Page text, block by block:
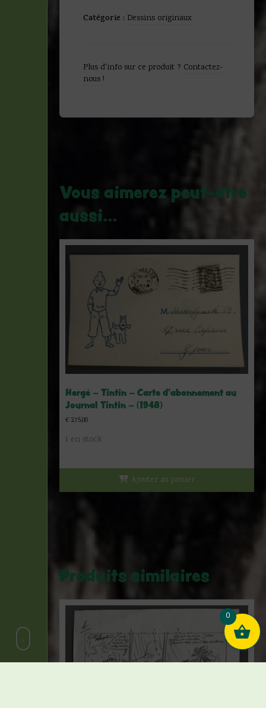
-
dessins
originaux
Catégorie : Dessins originaux
Plus d'info sur ce produit ? Contactez-
nous !
Vous aimerez peut-être
aussi…
Hergé – Tintin – Carte d’abonnement au
Journal Tintin – (1948)
€ 275,00
1 en stock
Ajouter au panier
Produits similaires
0